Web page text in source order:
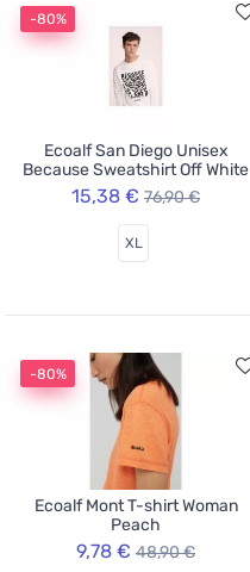
-80%
Ecoalf San Diego Unisex
Because Sweatshirt Off White
15,38 € 76,90 €
XL
-80%
Ecoalf Mont T-shirt Woman
Peach
9,78 € 48,90 €